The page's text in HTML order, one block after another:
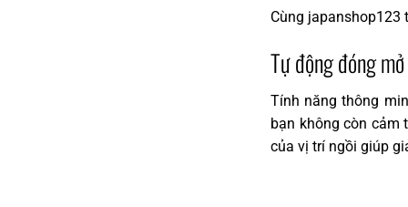
Cùng japanshop123
Tự động đóng
Tính năng thông
bạn không còn cảm
của vị trí ngồi giúp